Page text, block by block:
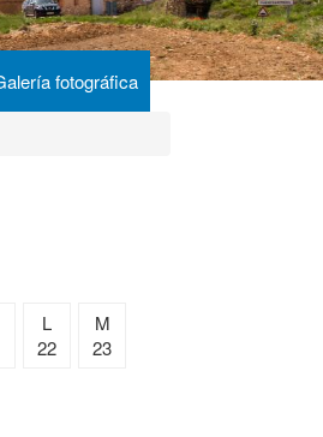
fotográfica
L
22
M
23